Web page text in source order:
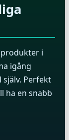
i
igång
själv. Perfekt
ha en snabb